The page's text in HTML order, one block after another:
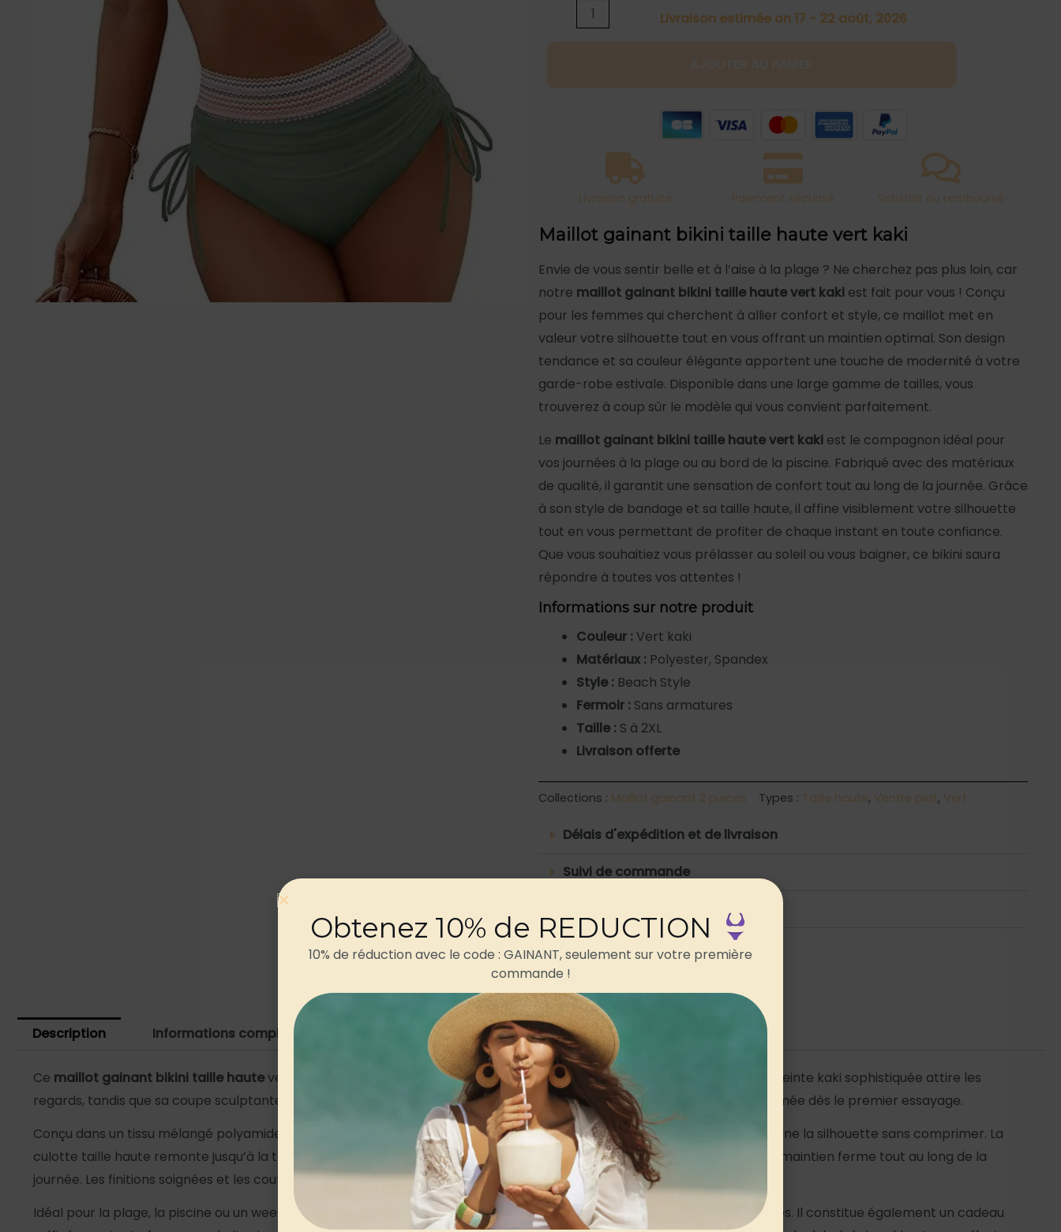
Livraison estimée on 17 - 22 août, 2026
Livraison gratuite Paiement sécurisé Satisfait ou remboursé
Maillot gainant bikini taille haute vert kaki
Envie de vous sentir belle et à l’aise à la plage ? Ne cherchez pas plus loin, car
notre maillot gainant bikini taille haute vert kaki est fait pour vous ! Conçu
pour les femmes qui cherchent à allier confort et style, ce maillot met en
valeur votre silhouette tout en vous offrant un maintien optimal. Son design
tendance et sa couleur élégante apportent une touche de modernité à votre
garde-robe estivale. Disponible dans une large gamme de tailles, vous
trouverez à coup sûr le modèle qui vous convient parfaitement.
Le maillot gainant bikini taille haute vert kaki est le compagnon idéal pour
vos journées à la plage ou au bord de la piscine. Fabriqué avec des matériaux
de qualité, il garantit une sensation de confort tout au long de la journée. Grâce
à son style de bandage et sa taille haute, il affine visiblement votre silhouette
tout en vous permettant de profiter de chaque instant en toute confiance.
Que vous souhaitiez vous prélasser au soleil ou vous baigner, ce bikini saura
répondre à toutes vos attentes !
Informations sur notre produit
Couleur : Vert kaki
Matériaux : Polyester, Spandex
Style : Beach Style
Fermoir : Sans armatures
Taille : S à 2XL
Livraison offerte
Collections : Maillot gainant 2 pieces Types : Taille haute, Ventre plat, Vert
Délais d'expédition et de livraison
Suivi de commande
Retours et remboursements
Description Informations complémentaires Avis (0)
Ce maillot gainant bikini taille hautevert kaki est fait pour les femmes qui refusent de choisir entre style et confort. Sa teinte kaki sophistiquée attire les
regards, tandis que sa coupe sculptante vous offre ce ventre plat dont vous rêvez, avec une confiance naturelle et assumée dès le premier essayage.
Conçu dans un tissu mélangé polyamide-élasthanne à haute compression, cebikini taille haute gainant
maintient et affine la silhouette sans comprimer. La
culotte taille haute remonte jusqu’à la taille pour lisser le ventre et les hanches, pendant que le haut structuré assure un maintien ferme tout au long de la
journée. Les finitions soignées et les coutures plates garantissent un port invisible sous les vêtements.
Idéal pour la plage, la piscine ou un week-end ensoleillé, ce maillot gainant bikini se porte aussi bien en été qu’en vacances. Il constitue également un cadeau
Obtenez 10% de REDUCTION
10% de réduction avec le code : GAINANT, seulement sur votre première
commande !